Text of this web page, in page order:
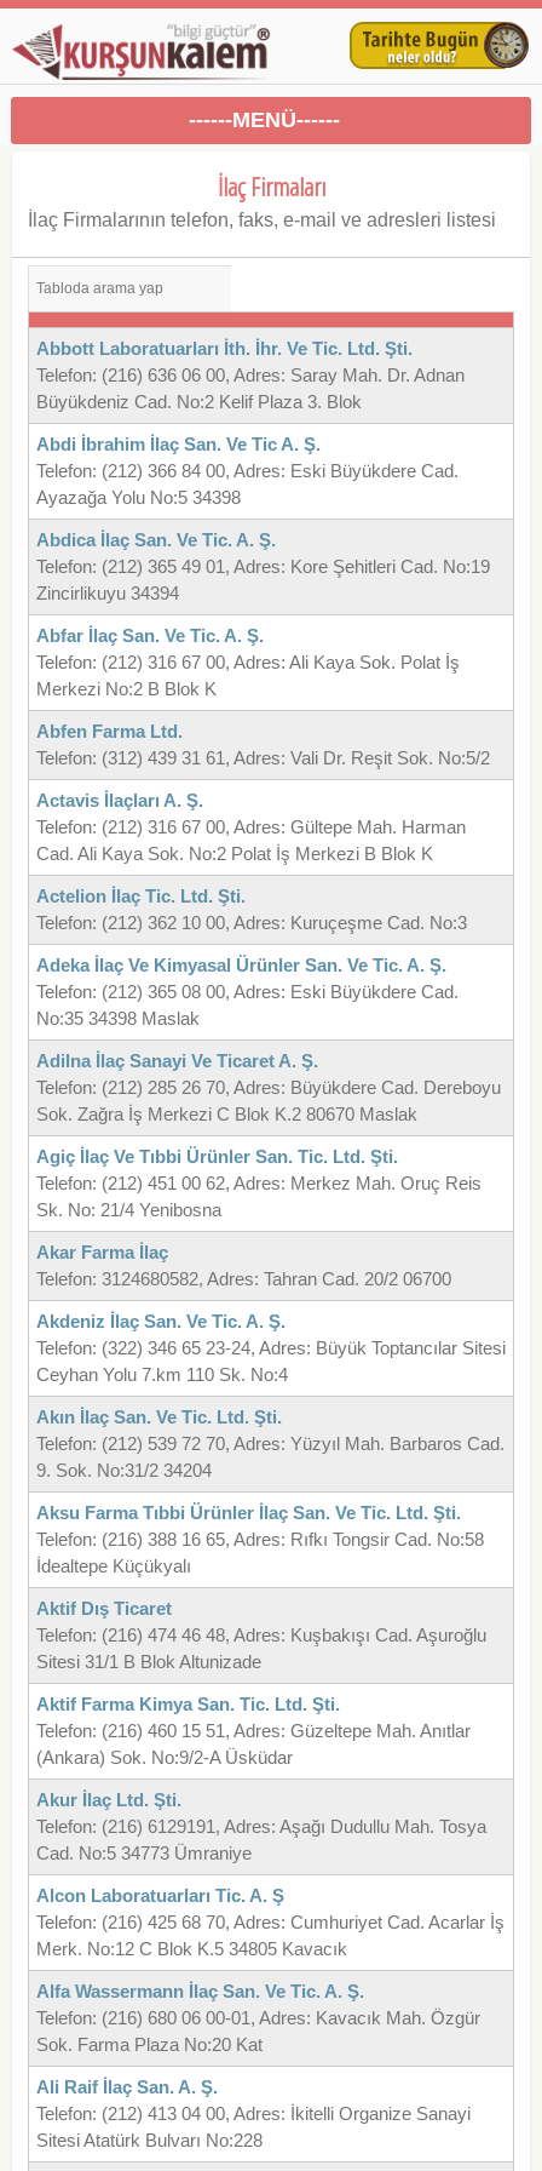
------MENÜ------
İlaç Firmaları
İlaç Firmalarının telefon, faks, e-mail ve adresleri listesi
Abbott Laboratuarları İth. İhr. Ve Tic. Ltd. Şti.
Telefon: (216) 636 06 00, Adres: Saray Mah. Dr. Adnan
Büyükdeniz Cad. No:2 Kelif Plaza 3. Blok
Abdi İbrahim İlaç San. Ve Tic A. Ş.
Telefon: (212) 366 84 00, Adres: Eski Büyükdere Cad.
Ayazağa Yolu No:5 34398
Abdica İlaç San. Ve Tic. A. Ş.
Telefon: (212) 365 49 01, Adres: Kore Şehitleri Cad. No:19
Zincirlikuyu 34394
Abfar İlaç San. Ve Tic. A. Ş.
Telefon: (212) 316 67 00, Adres: Ali Kaya Sok. Polat İş
Merkezi No:2 B Blok K
Abfen Farma Ltd.
Telefon: (312) 439 31 61, Adres: Vali Dr. Reşit Sok. No:5/2
Actavis İlaçları A. Ş.
Telefon: (212) 316 67 00, Adres: Gültepe Mah. Harman
Cad. Ali Kaya Sok. No:2 Polat İş Merkezi B Blok K
Actelion İlaç Tic. Ltd. Şti.
Telefon: (212) 362 10 00, Adres: Kuruçeşme Cad. No:3
Adeka İlaç Ve Kimyasal Ürünler San. Ve Tic. A. Ş.
Telefon: (212) 365 08 00, Adres: Eski Büyükdere Cad.
No:35 34398 Maslak
Adilna İlaç Sanayi Ve Ticaret A. Ş.
Telefon: (212) 285 26 70, Adres: Büyükdere Cad. Dereboyu
Sok. Zağra İş Merkezi C Blok K.2 80670 Maslak
Agiç İlaç Ve Tıbbi Ürünler San. Tic. Ltd. Şti.
Telefon: (212) 451 00 62, Adres: Merkez Mah. Oruç Reis
Sk. No: 21/4 Yenibosna
Akar Farma İlaç
Telefon: 3124680582, Adres: Tahran Cad. 20/2 06700
Akdeniz İlaç San. Ve Tic. A. Ş.
Telefon: (322) 346 65 23-24, Adres: Büyük Toptancılar Sitesi
Ceyhan Yolu 7.km 110 Sk. No:4
Akın İlaç San. Ve Tic. Ltd. Şti.
Telefon: (212) 539 72 70, Adres: Yüzyıl Mah. Barbaros Cad.
9. Sok. No:31/2 34204
Aksu Farma Tıbbi Ürünler İlaç San. Ve Tic. Ltd. Şti.
Telefon: (216) 388 16 65, Adres: Rıfkı Tongsir Cad. No:58
İdealtepe Küçükyalı
Aktif Dış Ticaret
Telefon: (216) 474 46 48, Adres: Kuşbakışı Cad. Aşuroğlu
Sitesi 31/1 B Blok Altunizade
Aktif Farma Kimya San. Tic. Ltd. Şti.
Telefon: (216) 460 15 51, Adres: Güzeltepe Mah. Anıtlar
(Ankara) Sok. No:9/2-A Üsküdar
Akur İlaç Ltd. Şti.
Telefon: (216) 6129191, Adres: Aşağı Dudullu Mah. Tosya
Cad. No:5 34773 Ümraniye
Alcon Laboratuarları Tic. A. Ş
Telefon: (216) 425 68 70, Adres: Cumhuriyet Cad. Acarlar İş
Merk. No:12 C Blok K.5 34805 Kavacık
Alfa Wassermann İlaç San. Ve Tic. A. Ş.
Telefon: (216) 680 06 00-01, Adres: Kavacık Mah. Özgür
Sok. Farma Plaza No:20 Kat
Ali Raif İlaç San. A. Ş.
Telefon: (212) 413 04 00, Adres: İkitelli Organize Sanayi
Sitesi Atatürk Bulvarı No:228